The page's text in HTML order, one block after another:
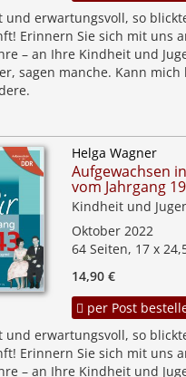
und erwartungsvoll, so
Erinnern Sie sich mit uns
– an Ihre Kindheit und
sagen manche. Kann
Helga Wagner
Aufgewachsen
vom Jahrgang
Kindheit und
Oktober 2022
64 Seiten, 17 x
14,90 €
per Post
und erwartungsvoll, so
Erinnern Sie sich mit uns
– an Ihre Kindheit und